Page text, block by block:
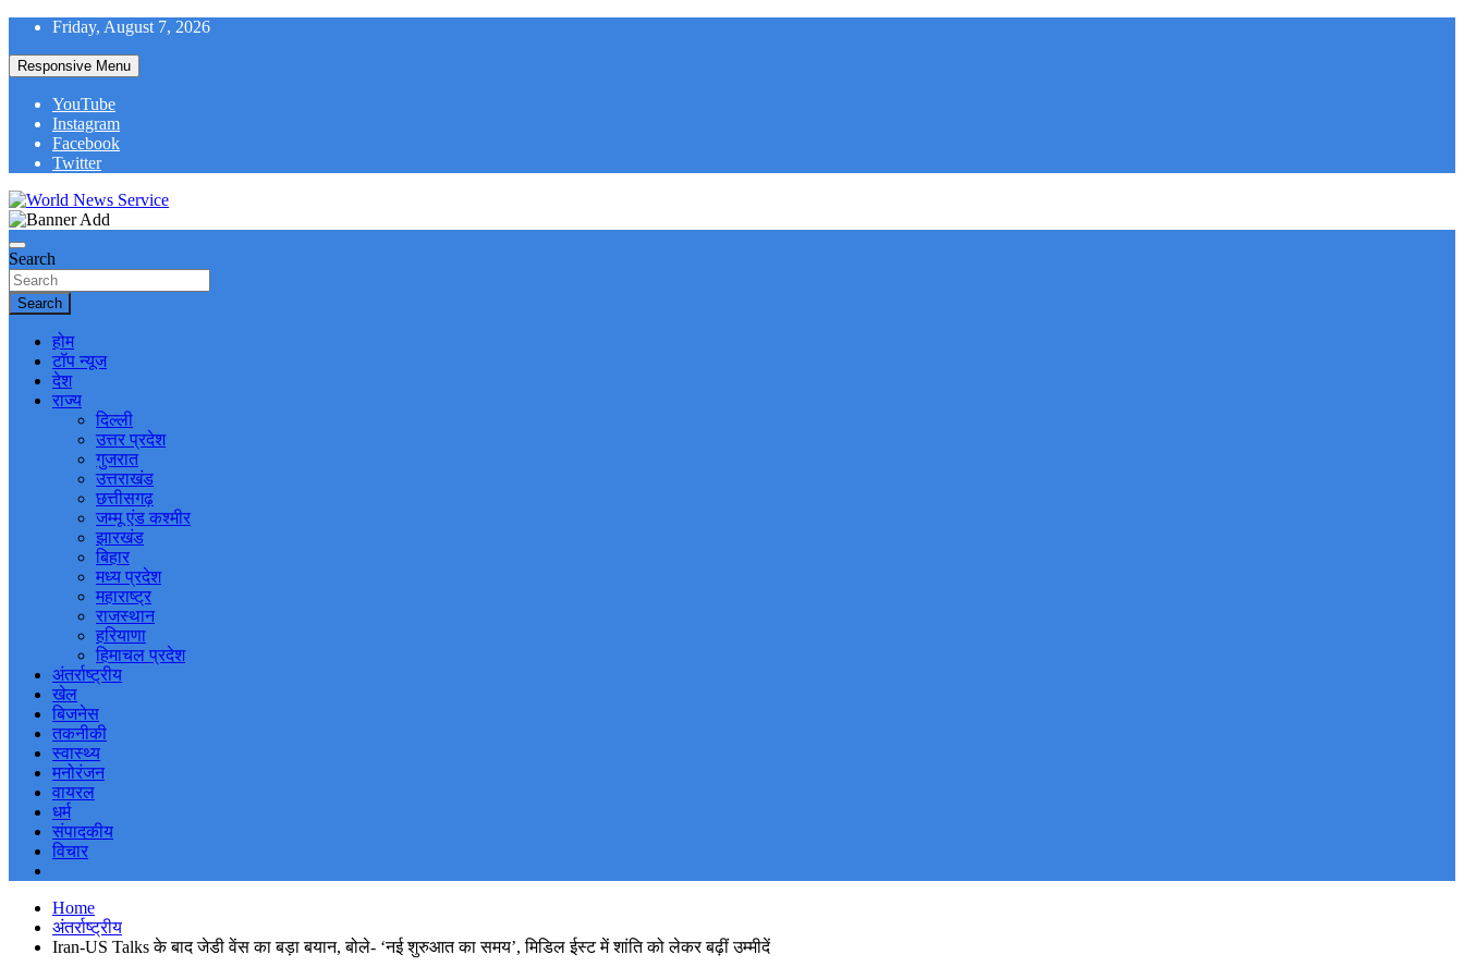
Skip
content
Friday, August 7, 2026
Responsive Menu
YouTube
Instagram
Facebook
Twitter
World News Service
Search
Search
होम
टॉप न्यूज
देश
राज्य
दिल्ली
उत्तर प्रदेश
गुजरात
उत्तराखंड
छत्तीसगढ़
जम्मू एंड कश्मीर
झारखंड
बिहार
मध्य प्रदेश
महाराष्ट्र
राजस्थान
हरियाणा
हिमाचल प्रदेश
अंतर्राष्ट्रीय
खेल
बिजनेस
तकनीकी
स्वास्थ्य
मनोरंजन
वायरल
धर्म
संपादकीय
विचार
Home
अंतर्राष्ट्रीय
Iran-US Talks के बाद जेडी वेंस का बड़ा बयान, बोले- ‘नई शुरुआत का समय’, मिडिल ईस्ट में शांति को लेकर बढ़ीं उम्मीदें